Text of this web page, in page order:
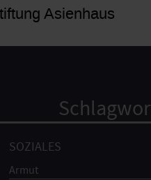
Asienhaus
SOZIALES
Armut